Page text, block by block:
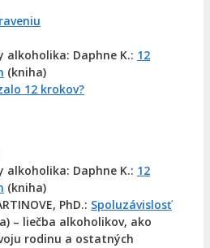
alkoholika: Daphne K.: 12
(kniha)
12 krokov?
alkoholika: Daphne K.: 12
(kniha)
PhD.: Spoluzávislosť
– liečba alkoholikov, ako
rodinu a ostatných